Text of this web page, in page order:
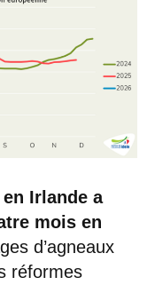
Irlande a
mois en
d’agneaux
réformes